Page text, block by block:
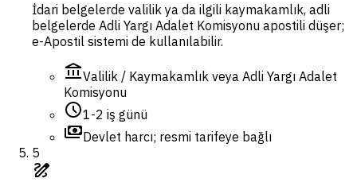
İdari belgelerde valilik ya da ilgili kaymakamlık, adli
belgelerde Adli Yargı Adalet Komisyonu apostili düşer;
e-Apostil sistemi de kullanılabilir.
account_balanceValilik / Kaymakamlık veya Adli Yargı Adalet
Komisyonu
schedule1-2 iş günü
paymentsDevlet harcı; resmi tarifeye bağlı
5
draw